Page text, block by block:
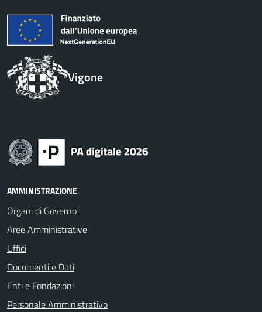
Vigone
AMMINISTRAZIONE
Organi di Governo
Aree Amministrative
Uffici
Documenti e Dati
Enti e Fondazioni
Personale Amministrativo